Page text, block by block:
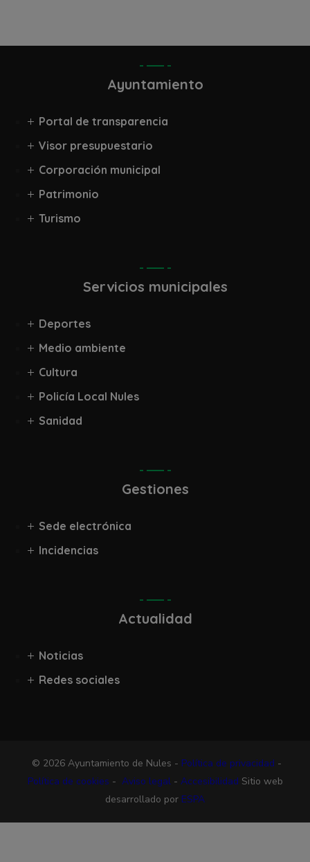
Ayuntamiento
Portal de transparencia
Visor presupuestario
Corporación municipal
Patrimonio
Turismo
Servicios municipales
Deportes
Medio ambiente
Cultura
Policía Local Nules
Sanidad
Gestiones
Sede electrónica
Incidencias
Actualidad
Noticias
Redes sociales
© 2026 Ayuntamiento de Nules - Política de privacidad -
Política de cookies - Aviso legal- Accesibilidad Sitio web
desarrollado por ESPA